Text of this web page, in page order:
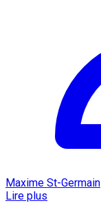
Maxime St-Germain
Lire plus